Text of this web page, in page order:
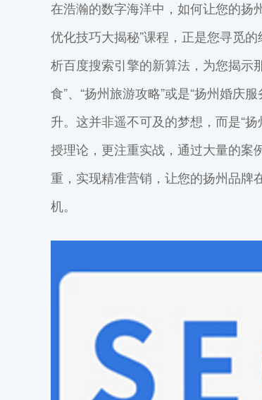
在浩瀚的数字海洋中，如何让您的扬
优化技巧大揭秘”课程，正是您寻觅
析百度搜索引擎的新算法，为您揭示
食”、“扬州旅游攻略”或是“扬州婚庆
升。这并非遥不可及的梦想，而是“
授理论，更注重实战，通过大量的案
重，实现精准营销，让您的扬州品牌
机。